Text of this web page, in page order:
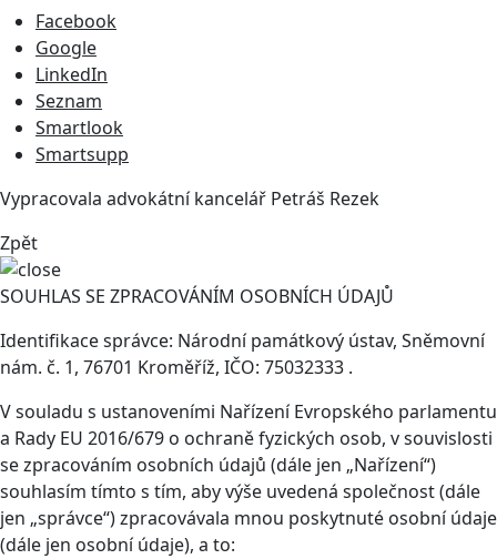
Facebook
Google
LinkedIn
Seznam
Smartlook
Smartsupp
Vypracovala advokátní kancelář Petráš Rezek
Zpět
SOUHLAS SE ZPRACOVÁNÍM OSOBNÍCH ÚDAJŮ
Identifikace správce: Národní památkový ústav, Sněmovní
nám. č. 1, 76701 Kroměříž, IČO: 75032333 .
V souladu s ustanoveními Nařízení Evropského parlamentu
a Rady EU 2016/679 o ochraně fyzických osob, v souvislosti
se zpracováním osobních údajů (dále jen „Nařízení“)
souhlasím tímto s tím, aby výše uvedená společnost (dále
jen „správce“) zpracovávala mnou poskytnuté osobní údaje
(dále jen osobní údaje), a to: